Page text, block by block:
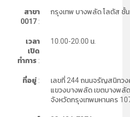
สาขา
0017:
กรุงเทพ บางพลัด โลตัส ชั้
เวลา
เปิด
ทำการ :
10.00-20.00 น.
ที่อยู่:
เลขที่ 244 ถนนจรัญสนิทว
แขวงบางพลัด เขตบางพลัด
จังหวัดกรุงเทพมหานคร